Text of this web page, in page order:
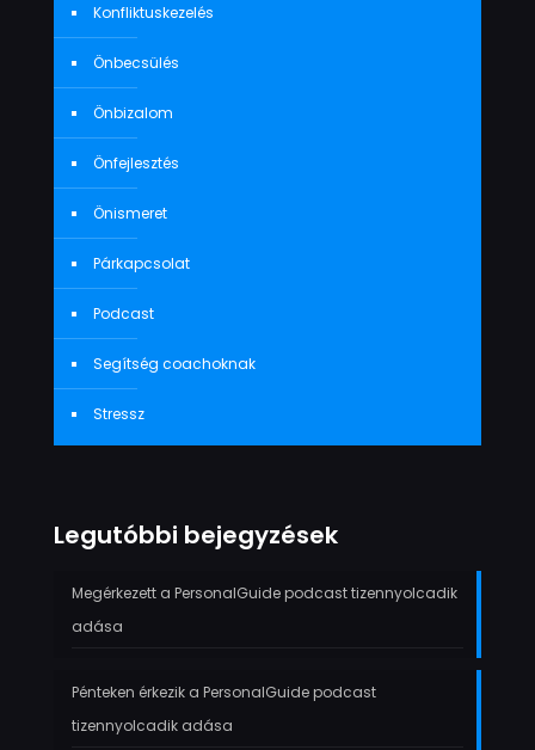
Konfliktuskezelés
Önbecsülés
Önbizalom
Önfejlesztés
Önismeret
Párkapcsolat
Podcast
Segítség coachoknak
Stressz
Legutóbbi bejegyzések
Megérkezett a PersonalGuide podcast tizennyolcadik
adása
Pénteken érkezik a PersonalGuide podcast
tizennyolcadik adása